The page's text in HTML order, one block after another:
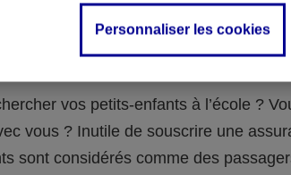
avez un accident de
vos petits-enfants à l’école ?
vous ? Inutile de souscrire une
sont considérés comme des
Personnaliser les cookies